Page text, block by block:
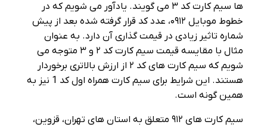
ها سیم کارت کد ۳ می‌ گویند. یادآور می‌ شویم که در
خطوط موبایل ۰۹۱۲، عدد کد قرار گرفته شده بعد از پیش
شماره تاثیر زیادی در قیمت گذاری آن دارد. به عنوان
مثال با مقایسه قیمت سیم کارت کد ۲ و ۳ متوجه می‌
شویم که سیم کارت‌ های کد ۲ از ارزش بالاتری برخوردار
هستند. این شرایط برای سیم کارت همراه اول کد 1 نیز به
همین گونه است.
سیم کارت‌ های ۹۱۲ متعلق به استان‌ های تهران، قزوین،